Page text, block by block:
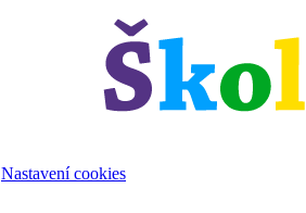
Nastavení cookies